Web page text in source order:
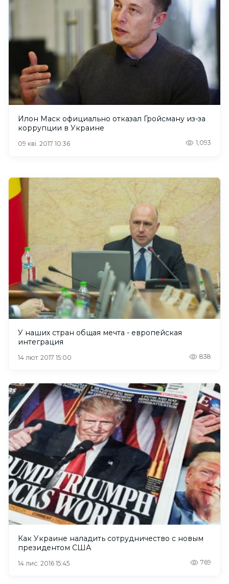
Илон Маск официально отказал Гройсману из-за
коррупции в Украине
09 кві. 2017 10:36 1,093
У наших стран общая мечта - европейская
интеграция
14 лют. 2017 15:00 838
Как Украине наладить сотрудничество с новым
президентом США
14 лис. 2016 15:45 769